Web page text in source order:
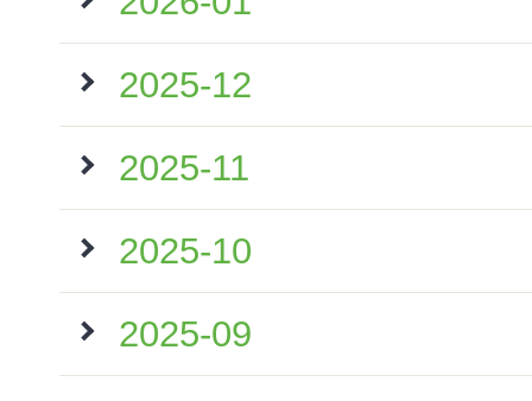
2025-12
2025-11
2025-10
2025-09